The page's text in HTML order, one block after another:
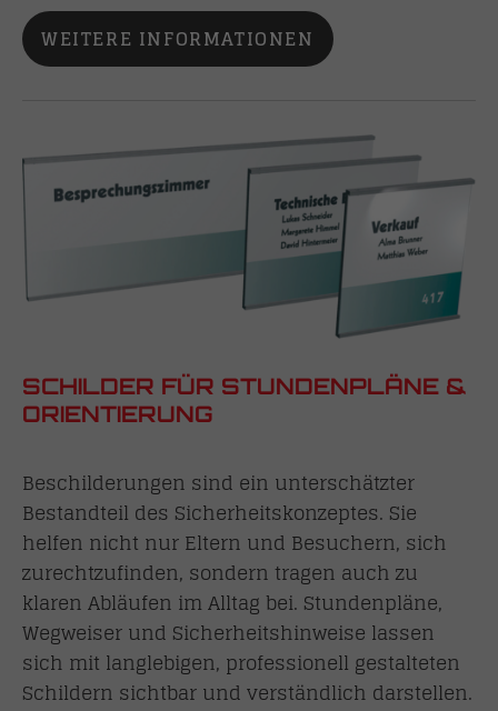
WEITERE INFORMATIONEN
SCHILDER FÜR STUNDENPLÄNE &
ORIENTIERUNG
Beschilderungen sind ein unterschätzter
Bestandteil des Sicherheitskonzeptes. Sie
helfen nicht nur Eltern und Besuchern, sich
zurechtzufinden, sondern tragen auch zu
klaren Abläufen im Alltag bei. Stundenpläne,
Wegweiser und Sicherheitshinweise lassen
sich mit langlebigen, professionell gestalteten
Schildern sichtbar und verständlich darstellen.